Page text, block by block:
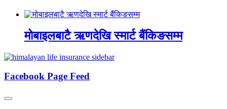
मोबाइलबाटै ऋणदेखि स्मार्ट बैंकिङसम्म
Facebook Page Feed